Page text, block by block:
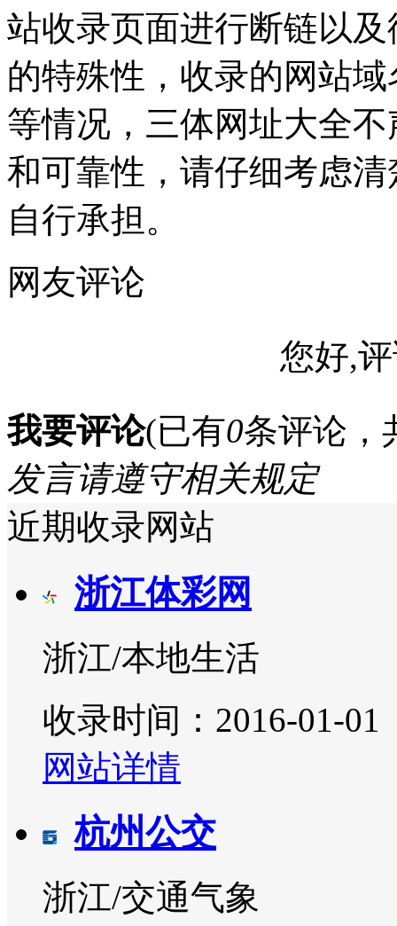
站收录页面进行断链以
的特殊性，收录的网站
等情况，三体网址大全
和可靠性，请仔细考虑
自行承担。
网友评论
您好,
我要评论(已有0条评论，
发言请遵守相关规定
近期收录网站
浙江体彩网
浙江/本地生活
收录时间：2016-01-01
网站详情
杭州公交
浙江/交通气象